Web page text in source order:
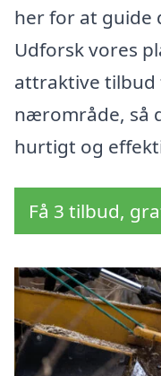
her for at guide
Udforsk vores
attraktive tilbud
nærområde, så
hurtigt og
Få 3 tilbud,